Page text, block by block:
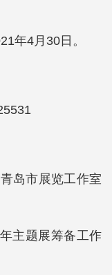
年4月30日。
岛市展览工作室
主题展筹备工作